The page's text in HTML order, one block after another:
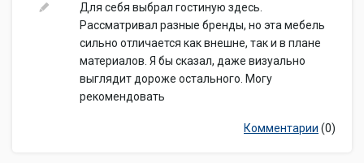
Для себя выбрал гостиную здесь.
Рассматривал разные бренды, но эта мебель
сильно отличается как внешне, так и в плане
материалов. Я бы сказал, даже визуально
выглядит дороже остального. Могу
рекомендовать
Комментарии (0)